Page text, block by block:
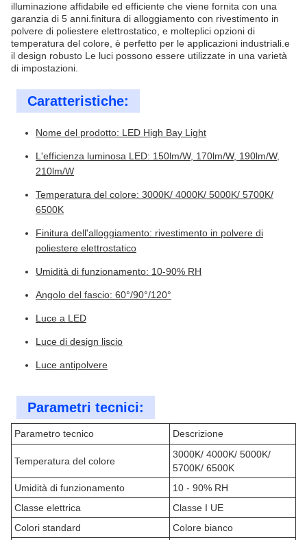
illuminazione affidabile ed efficiente che viene fornita con una
garanzia di 5 anni.finitura di alloggiamento con rivestimento in
polvere di poliestere elettrostatico, e molteplici opzioni di
temperatura del colore, è perfetto per le applicazioni industriali.e
il design robusto Le luci possono essere utilizzate in una varietà
di impostazioni.
Caratteristiche:
Nome del prodotto: LED High Bay Light
L'efficienza luminosa LED: 150lm/W, 170lm/W, 190lm/W,
210lm/W
Temperatura del colore: 3000K/ 4000K/ 5000K/ 5700K/
6500K
Finitura dell'alloggiamento: rivestimento in polvere di
poliestere elettrostatico
Umidità di funzionamento: 10-90% RH
Angolo del fascio: 60°/90°/120°
Luce a LED
Luce di design liscio
Luce antipolvere
Parametri tecnici:
Parametro tecnico Descrizione
Temperatura del colore
3000K/ 4000K/ 5000K/
5700K/ 6500K
Umidità di funzionamento
10 - 90% RH
Classe elettrica
Classe I UE
Colori standard
Colore bianco